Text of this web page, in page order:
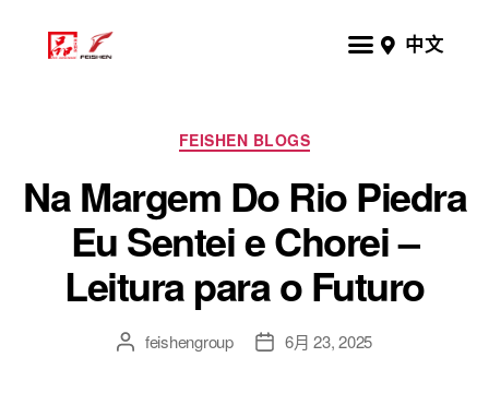
中文
FEISHEN BLOGS
Na Margem Do Rio Piedra
Eu Sentei e Chorei –
Leitura para o Futuro
feishengroup 6月 23, 2025